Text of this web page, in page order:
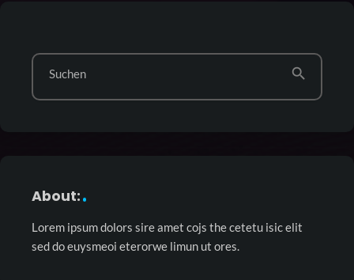
Suchen search
About:
Lorem ipsum dolors sire amet cojs the cetetu isic elit
sed do euysmeoi eterorwe limun ut ores.